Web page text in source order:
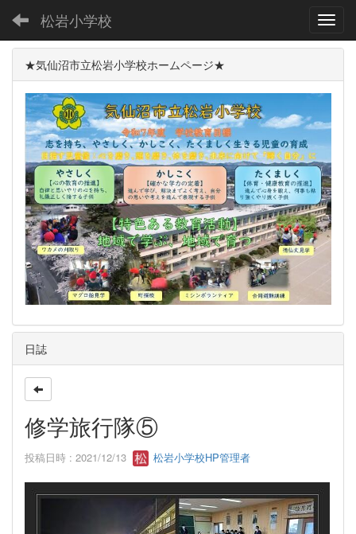
松岩小学校
★気仙沼市立松岩小学校ホームページ★
日誌
修学旅行隊⑤
投稿日時 : 2021/12/13 松岩小学校HP管理者